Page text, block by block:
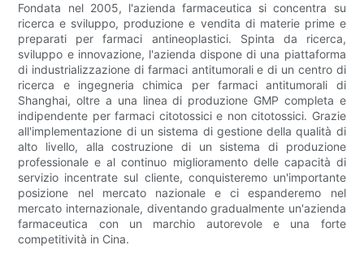
Fondata nel 2005, l'azienda farmaceutica si concentra su
ricerca e sviluppo, produzione e vendita di materie prime e
preparati per farmaci antineoplastici. Spinta da ricerca,
sviluppo e innovazione, l'azienda dispone di una piattaforma
di industrializzazione di farmaci antitumorali e di un centro di
ricerca e ingegneria chimica per farmaci antitumorali di
Shanghai, oltre a una linea di produzione GMP completa e
indipendente per farmaci citotossici e non citotossici. Grazie
all'implementazione di un sistema di gestione della qualità di
alto livello, alla costruzione di un sistema di produzione
professionale e al continuo miglioramento delle capacità di
servizio incentrate sul cliente, conquisteremo un'importante
posizione nel mercato nazionale e ci espanderemo nel
mercato internazionale, diventando gradualmente un'azienda
farmaceutica con un marchio autorevole e una forte
competitività in Cina.